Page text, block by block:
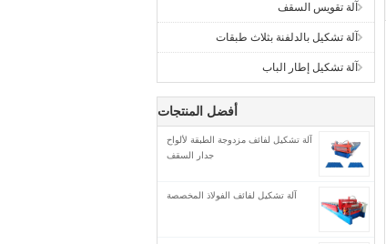
آلة تقويس السقف
آلة تشكيل بالدلفنة بثلاث طبقات
آلة تشكيل إطار الباب
أفضل المنتجات
آلة تشكيل لفائف مزدوجة الطبقة لألواح
جدار السقف
آلة تشكيل لفائف الفولاذ المخصصة